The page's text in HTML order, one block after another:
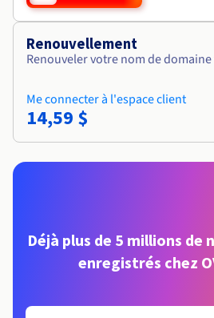
Renouvellement
Renouveler votre nom de
Me connecter à l'espace client
14,59 $
Déjà plus de 5 millions de
enregistrés chez